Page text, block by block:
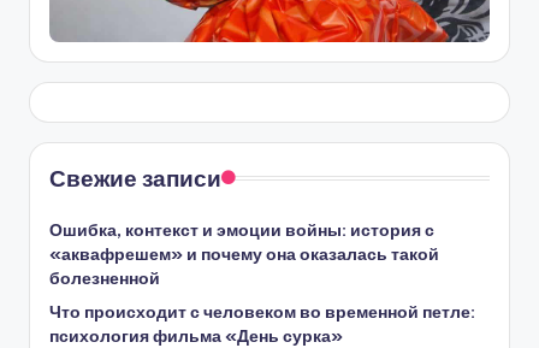
Свежие записи
Ошибка, контекст и эмоции войны: история с
«аквафрешем» и почему она оказалась такой
болезненной
Что происходит с человеком во временной петле:
психология фильма «День сурка»